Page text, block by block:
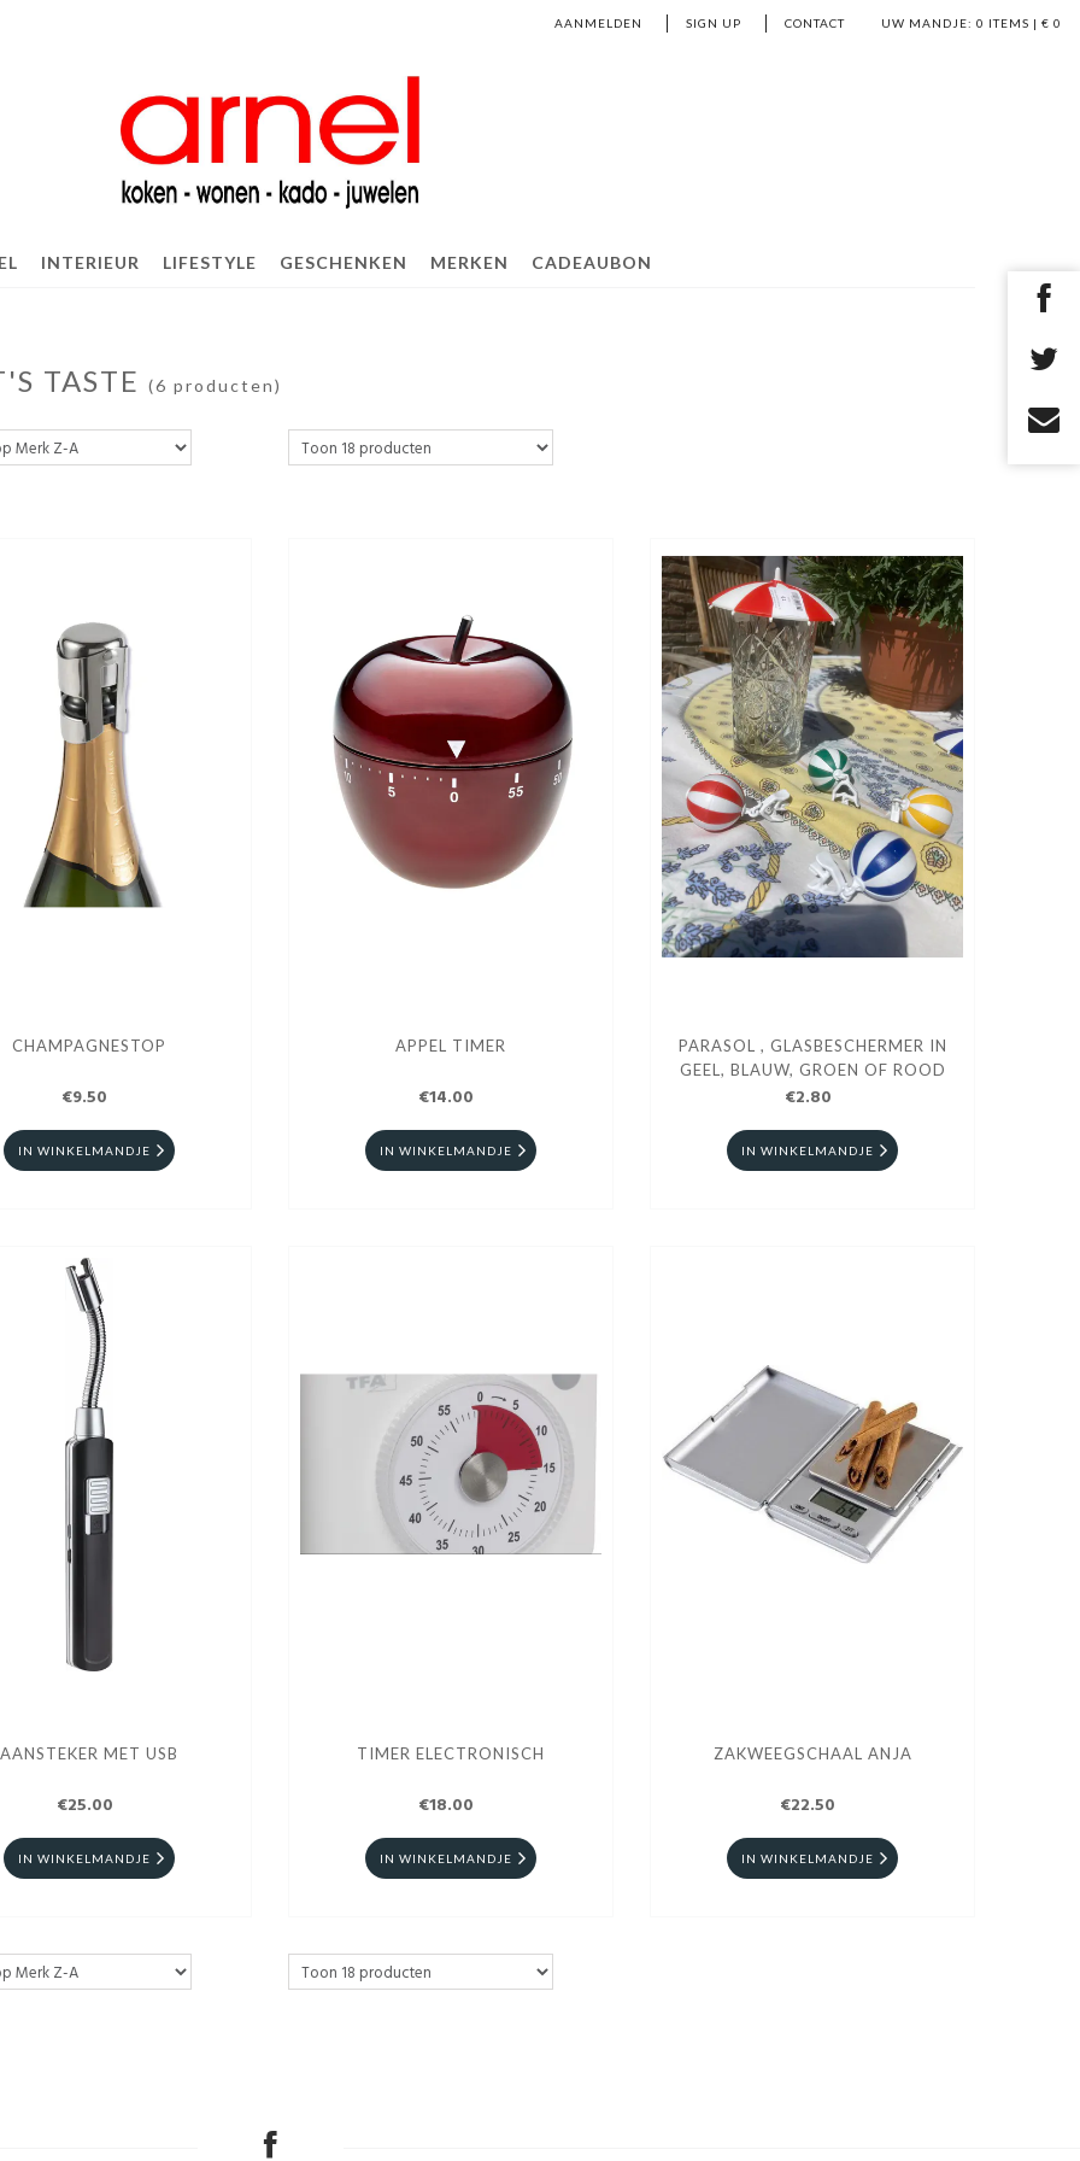
UW MANDJE: 0 ITEMS | € 0
AANMELDEN SIGN UP CONTACT
INTERIEUR LIFESTYLE GESCHENKEN MERKEN CADEAUBON
TASTE (6 producten)
CHAMPAGNESTOP
€9.50
IN WINKELMANDJE
APPEL TIMER
€14.00
IN WINKELMANDJE
PARASOL , GLASBESCHERMER IN
GEEL, BLAUW, GROEN OF ROOD
€2.80
IN WINKELMANDJE
AANSTEKER MET USB
€25.00
IN WINKELMANDJE
TIMER ELECTRONISCH
€18.00
IN WINKELMANDJE
ZAKWEEGSCHAAL ANJA
€22.50
IN WINKELMANDJE